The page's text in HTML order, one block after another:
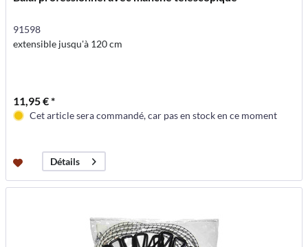
91598
extensible jusqu'à 120 cm
11,95 € *
Cet article sera commandé, car pas en stock en ce moment
Détails